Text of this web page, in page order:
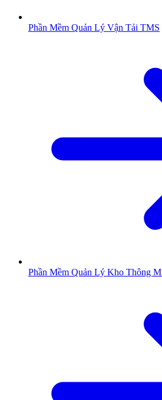
Phần Mềm Quản Lý Vận Tải TMS
Phần Mềm Quản Lý Kho Thông